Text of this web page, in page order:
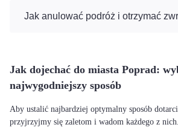
Jak anulować podróż i otrzymać
Jak dojechać do miasta Poprad:
najwygodniejszy sposób
Aby ustalić najbardziej optymalny sposób
przyjrzyjmy się zaletom i wadom każdego z nich.